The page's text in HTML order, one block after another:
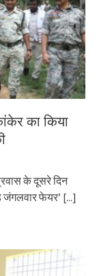
का किया
के दूसरे दिन
जंगलवार फेयर’ [...]